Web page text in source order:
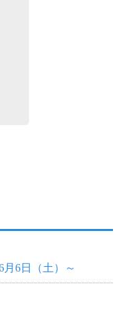
6日（土）～